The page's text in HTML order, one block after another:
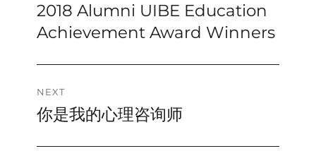
navigation
Previous
post:
2018 Alumni UIBE Education
Achievement Award Winners
NEXT
Next
你是我的心理咨询师